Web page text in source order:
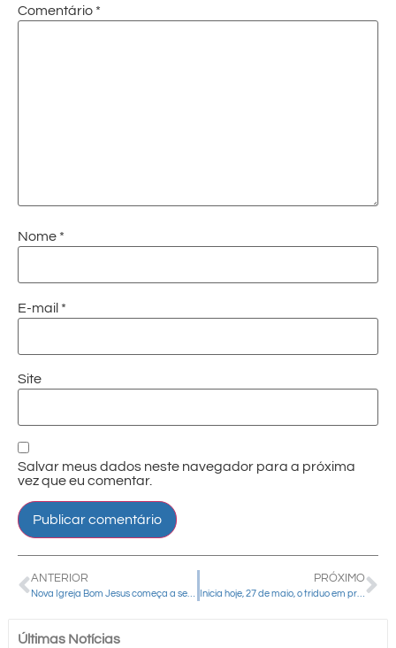
Comentário *
Nome *
E-mail *
Site
Salvar meus dados neste navegador para a próxima
vez que eu comentar.
ANTERIOR
Nova Igreja Bom Jesus começa a ser construída para acolher crescimento da comunidade no Jardim Pérola do Oeste
PRÓXIMO
Inicia hoje, 27 de maio, o triduo em preparação à Festa da Santíssima Trindade
Últimas Notícias